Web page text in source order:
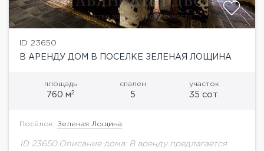
ID 23650
В АРЕНДУ ДОМ В ПОСЕЛКЕ ЗЕЛЕНАЯ ЛОЩИНА
площадь
760 м2
спален
5
участок
35 сот.
Посёлок: Зеленая Лощина
ID 23650.Описание дома: В аренду предлагается